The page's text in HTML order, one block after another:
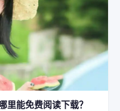
里能免费阅读下载？